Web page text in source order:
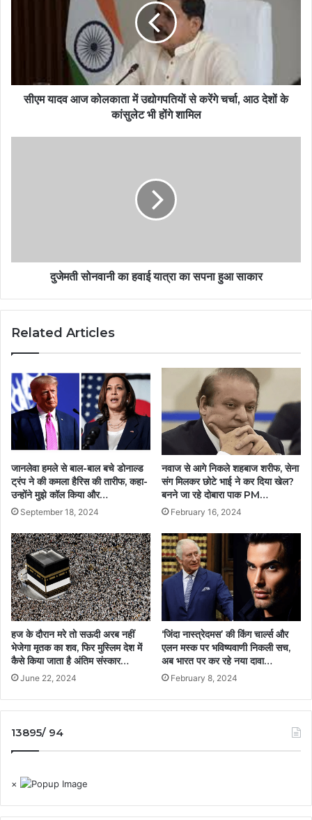
सीएम यादव आज कोलकाता में उद्योगपतियों से करेंगे चर्चा, आठ देशों के
कांसुलेट भी होंगे शामिल
दुजेमती सोनवानी का हवाई यात्रा का सपना हुआ साकार
Related Articles
जानलेवा हमले से बाल-बाल बचे डोनाल्ड
ट्रंप ने की कमला हैरिस की तारीफ, कहा-
उन्होंने मुझे कॉल किया और…
September 18, 2024
नवाज से आगे निकले शहबाज शरीफ, सेना
संग मिलकर छोटे भाई ने कर दिया खेल?
बनने जा रहे दोबारा पाक PM…
February 16, 2024
हज के दौरान मरे तो सऊदी अरब नहीं
भेजेगा मृतक का शव, फिर मुस्लिम देश में
कैसे किया जाता है अंतिम संस्कार…
June 22, 2024
‘जिंदा नास्त्रेदमस’ की किंग चार्ल्स और
एलन मस्क पर भविष्यवाणी निकली सच,
अब भारत पर कर रहे नया दावा…
February 8, 2024
13895/ 94
×